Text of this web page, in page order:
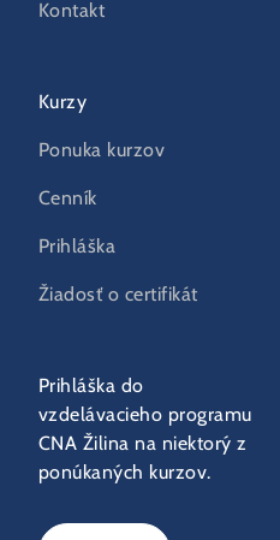
Kontakt
Kurzy
Ponuka kurzov
Cenník
Prihláška
Žiadosť o certifikát
Prihláška do
vzdelávacieho programu
CNA Žilina na niektorý z
ponúkaných kurzov.